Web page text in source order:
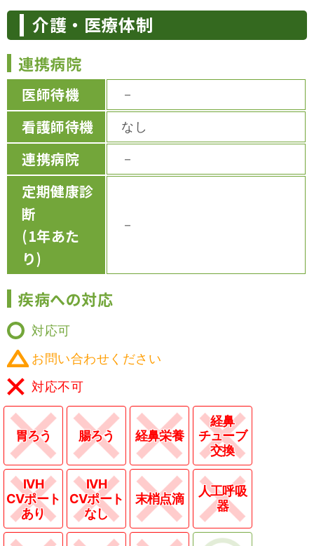
介護・医療体制
連携病院
医師待機 －
看護師待機 なし
連携病院 －
定期健康診
断
(1年あた
り)
－
疾病への対応
対応可
お問い合わせください
対応不可
胃ろう 腸ろう 経鼻栄養
経鼻
チューブ
交換
IVH
CVポート
あり
IVH
CVポート
なし
末梢点滴
人工呼吸
器